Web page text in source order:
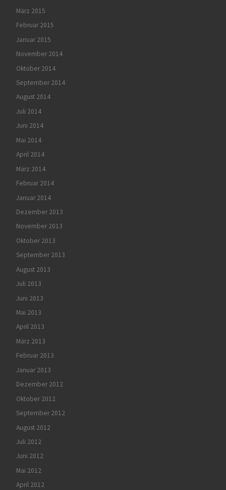
März 2015
Februar 2015
Januar 2015
November 2014
Oktober 2014
September 2014
August 2014
Juli 2014
Juni 2014
Mai 2014
April 2014
März 2014
Februar 2014
Januar 2014
Dezember 2013
November 2013
Oktober 2013
September 2013
August 2013
Juli 2013
Juni 2013
Mai 2013
April 2013
März 2013
Februar 2013
Januar 2013
Dezember 2012
Oktober 2012
September 2012
August 2012
Juli 2012
Juni 2012
Mai 2012
April 2012